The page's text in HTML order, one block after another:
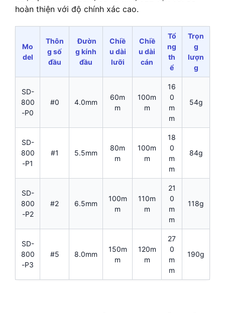
hoàn thiện với độ chính xác cao.
Mo
del
Thôn
g số
đầu
Đườn
g kính
đầu
Chiề
u dài
lưỡi
Chiề
u dài
cán
Tổ
ng
th
ể
Trọn
g
lượn
g
SD-
800
-P0
#0 4.0mm
60m
m
100m
m
16
0
m
m
54g
SD-
800
-P1
#1 5.5mm
80m
m
100m
m
18
0
m
m
84g
SD-
800
-P2
#2 6.5mm
100m
m
110m
m
21
0
m
m
118g
SD-
800
-P3
#5 8.0mm
150m
m
120m
m
27
0
m
m
190g